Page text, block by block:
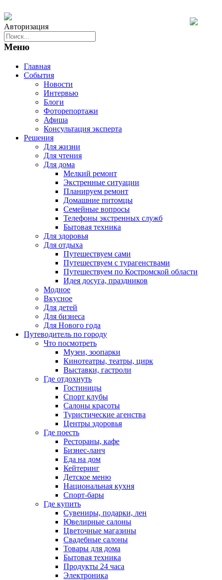
Авторизация
Меню
Главная
События
Новости
Интервью
Блоги
Фоторепортажи
Афиша
Консультация эксперта
Решения
Для жизни
Для чтения
Для дома
Мелкий ремонт
Экстренные ситуации
Планируем ремонт
Домашние питомцы
Семейные вопросы
Телефоны экстренных служб
Бытовая техника
Для здоровья
Для отдыха
Путешествуем сами
Путешествуем с турагенствами
Путешествуем по Костромской области
Идея досуга, праздников
Модное
Вкусное
Для детей
Для бизнеса
Для Нового года
Путеводитель по городу
Что посмотреть
Музеи, зоопарки
Кинотеатры, театры, цирк
Выставки, гастроли
Где отдохнуть
Гостиницы
Спорт клубы
Салоны красоты
Туристические агенства
Центры здоровья
Где поесть
Рестораны, кафе
Бизнес-ланч
Еда на дом
Кейтеринг
Детское меню
Национальная кухня
Спорт-бары
Где купить
Сувениры, подарки, лен
Ювелирные салоны
Цветочные магазины
Свадебные салоны
Товары для дома
Бытовая техника
Продукты 24 часа
Электроника